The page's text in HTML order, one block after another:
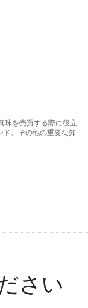
珠を売買する際に役立
ド、その他の重要な知
さい